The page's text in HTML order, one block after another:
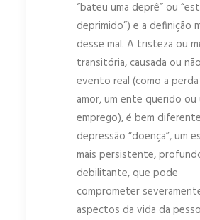
“bateu uma deprê” ou
deprimido”) e a definição
desse mal. A tristeza ou
transitória, causada ou
evento real (como a
amor, um ente querido ou
emprego), é bem
depressão “doença”, um
mais persistente,
debilitante, que pode
comprometer
aspectos da vida da